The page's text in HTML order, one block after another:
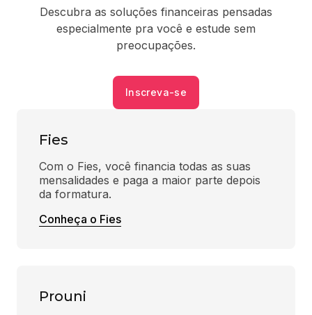
Descubra as soluções financeiras pensadas
especialmente pra você e estude sem
preocupações.
Inscreva-se
Fies
Com o Fies, você financia todas as suas
mensalidades e paga a maior parte depois
da formatura.
Conheça o Fies
Prouni